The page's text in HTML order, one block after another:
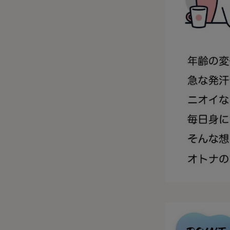
サニタリ
ボクサー